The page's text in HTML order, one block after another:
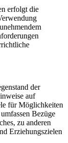
erfolgt die
der
auf
für Möglichkeiten
Bezüge
zu anderen
Erziehungszielen